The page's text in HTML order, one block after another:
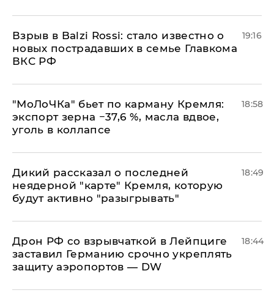
Взрыв в Balzi Rossi: стало известно о
новых пострадавших в семье Главкома
ВКС РФ
19:16
​"МоЛоЧКа" бьет по карману Кремля:
экспорт зерна −37,6 %, масла вдвое,
уголь в коллапсе
18:58
Дикий рассказал о последней
неядерной "карте" Кремля, которую
будут активно "разыгрывать"
18:49
​Дрон РФ со взрывчаткой в Лейпциге
заставил Германию срочно укреплять
защиту аэропортов — DW
18:44